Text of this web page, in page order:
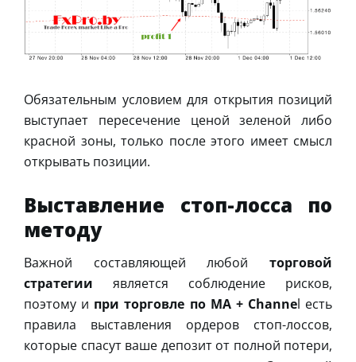
Обязательным условием для открытия позиций
выступает пересечение ценой зеленой либо
красной зоны, только после этого имеет смысл
открывать позиции.
Выставление стоп-лосса по
методу
Важной составляющей любой торговой
стратегии является соблюдение рисков,
поэтому и при торговле по MA + Channel есть
правила выставления ордеров стоп-лоссов,
которые спасут ваше депозит от полной потери,